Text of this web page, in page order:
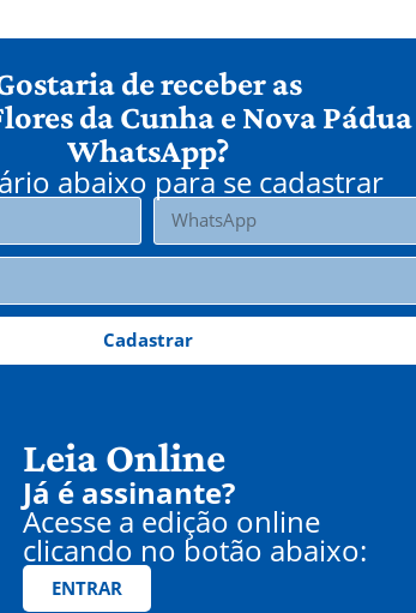
de receber as
da Cunha e Nova
WhatsApp?
abaixo para se cadastrar
Cadastrar
Leia Online
Já é assinante?
Acesse a edição online
clicando no botão abaixo:
ENTRAR